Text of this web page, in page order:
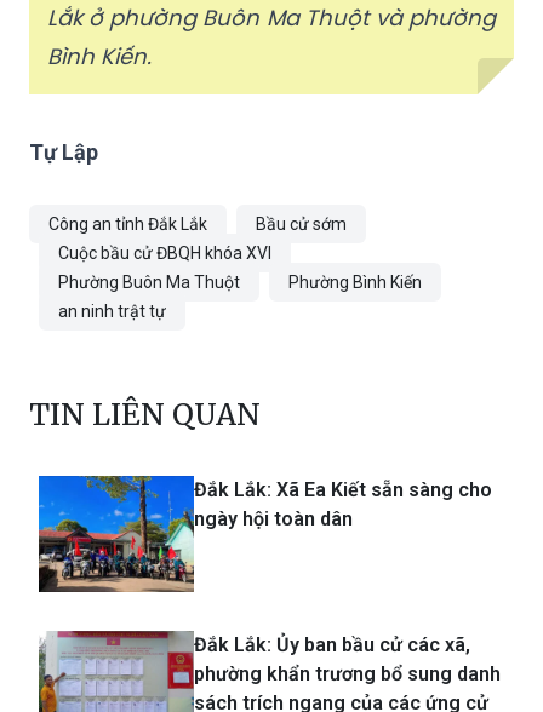
Lắk ở phường Buôn Ma Thuột và phường
Bình Kiến.
Tự Lập
Công an tỉnh Đắk Lắk
Bầu cử sớm
Cuộc bầu cử ĐBQH khóa XVI
Phường Buôn Ma Thuột
Phường Bình Kiến
an ninh trật tự
TIN LIÊN QUAN
Đắk Lắk: Xã Ea Kiết sẵn sàng cho
ngày hội toàn dân
Đắk Lắk: Ủy ban bầu cử các xã,
phường khẩn trương bổ sung danh
sách trích ngang của các ứng cử